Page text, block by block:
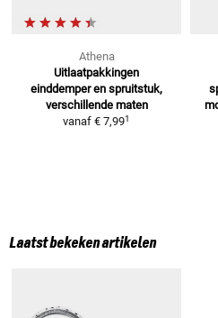
Athena
Uitlaatpakkingen
einddemper en spruitstuk,
verschillende maten
vanaf € 7,991
Laatst bekeken artikelen